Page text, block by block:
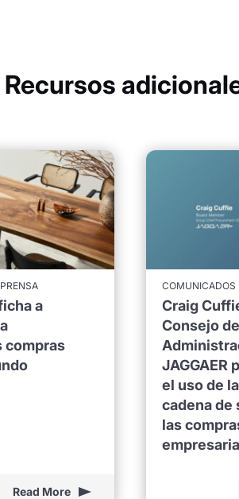
Recursos
a
compras
Read More
COMUNICADOS
Craig
Consejo de
JAGGAER
el uso de
cadena de
las